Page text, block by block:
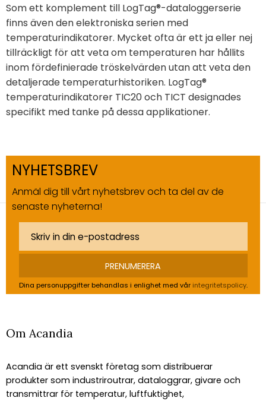
Som ett komplement till LogTag®-dataloggerserie
finns även den elektroniska serien med
temperaturindikatorer. Mycket ofta är ett ja eller nej
tillräckligt för att veta om temperaturen har hållits
inom fördefinierade tröskelvärden utan att veta den
detaljerade temperaturhistoriken. LogTag®
temperaturindikatorer TIC20 och TICT designades
specifikt med tanke på dessa applikationer.
NYHETSBREV
Anmäl dig till vårt nyhetsbrev och ta del av de
senaste nyheterna!
PRENUMERERA
Dina personuppgifter behandlas i enlighet med vår integritetspolicy.
Om Acandia
Acandia är ett svenskt företag som distribuerar
produkter som industriroutrar, dataloggrar, givare och
transmittrar för temperatur, luftfuktighet,